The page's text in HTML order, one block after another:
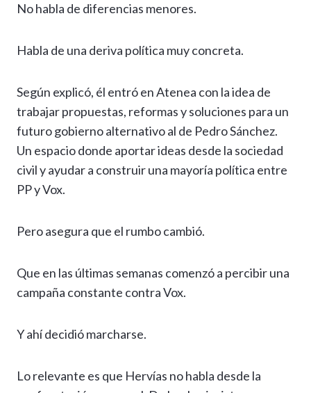
No habla de diferencias menores.
Habla de una deriva política muy concreta.
Según explicó, él entró en Atenea con la idea de
trabajar propuestas, reformas y soluciones para un
futuro gobierno alternativo al de Pedro Sánchez.
Un espacio donde aportar ideas desde la sociedad
civil y ayudar a construir una mayoría política entre
PP y Vox.
Pero asegura que el rumbo cambió.
Que en las últimas semanas comenzó a percibir una
campaña constante contra Vox.
Y ahí decidió marcharse.
Lo relevante es que Hervías no habla desde la